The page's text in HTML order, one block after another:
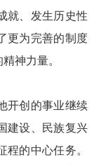
就、发生历史性
更为完善的制度
神力量。
创的事业继续
建设、民族复兴
的中心任务。